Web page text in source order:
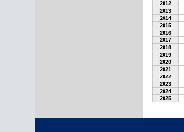
2012
2013
2014
2015
2016
2017
2018
2019
2020
2021
2022
2023
2024
2025